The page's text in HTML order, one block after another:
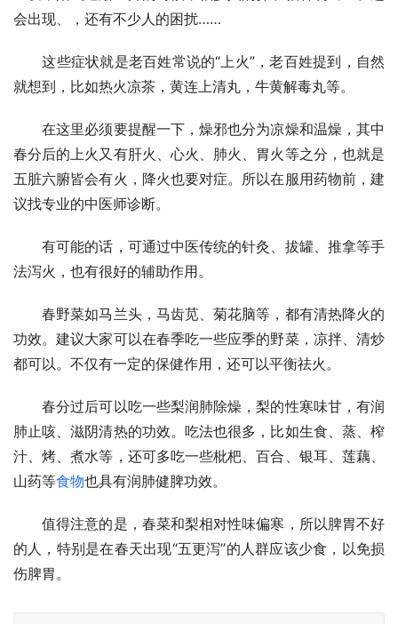
会出现、，还有不少人的困扰……
这些症状就是老百姓常说的“上火”，老百姓提到，自然
就想到，比如热火凉茶，黄连上清丸，牛黄解毒丸等。
在这里必须要提醒一下，燥邪也分为凉燥和温燥，其中
春分后的上火又有肝火、心火、肺火、胃火等之分，也就是
五脏六腑皆会有火，降火也要对症。所以在服用药物前，建
议找专业的中医师诊断。
有可能的话，可通过中医传统的针灸、拔罐、推拿等手
法泻火，也有很好的辅助作用。
春野菜如马兰头，马齿苋、菊花脑等，都有清热降火的
功效。建议大家可以在春季吃一些应季的野菜，凉拌、清炒
都可以。不仅有一定的保健作用，还可以平衡祛火。
春分过后可以吃一些梨润肺除燥，梨的性寒味甘，有润
肺止咳、滋阴清热的功效。吃法也很多，比如生食、蒸、榨
汁、烤、煮水等，还可多吃一些枇杷、百合、银耳、莲藕、
山药等食物也具有润肺健脾功效。
值得注意的是，春菜和梨相对性味偏寒，所以脾胃不好
的人，特别是在春天出现“五更泻”的人群应该少食，以免损
伤脾胃。